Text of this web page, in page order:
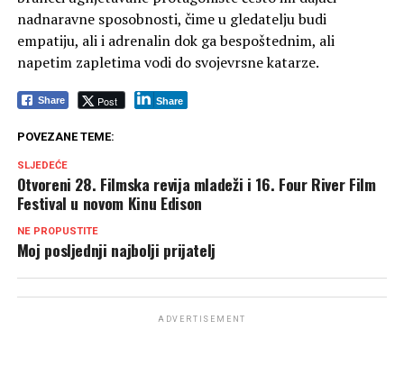
nadnaravne sposobnosti, čime u gledatelju budi
empatiju, ali i adrenalin dok ga bespoštednim, ali
napetim zapletima vodi do svojevrsne katarze.
Share Post Share
POVEZANE TEME:
SLJEDEĆE
Otvoreni 28. Filmska revija mladeži i 16. Four River Film
Festival u novom Kinu Edison
NE PROPUSTITE
Moj posljednji najbolji prijatelj
ADVERTISEMENT